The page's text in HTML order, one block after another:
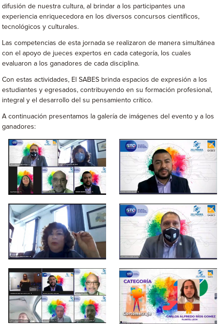
difusión de nuestra cultura, al brindar a los participantes una
experiencia enriquecedora en los diversos concursos científicos,
tecnológicos y culturales.
Las competencias de esta jornada se realizaron de manera simultánea
con el apoyo de jueces expertos en cada categoría, los cuales
evaluaron a los ganadores de cada disciplina.
Con estas actividades, El SABES brinda espacios de expresión a los
estudiantes y egresados, contribuyendo en su formación profesional,
integral y el desarrollo del su pensamiento crítico.
A continuación presentamos la galería de imágenes del evento y a los
ganadores: